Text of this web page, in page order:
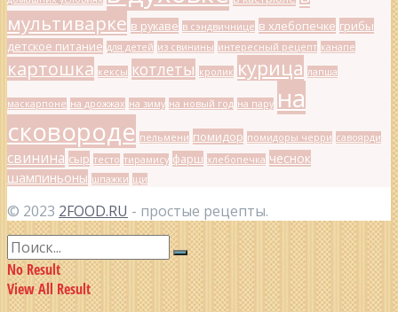
мультиварке в рукаве в сэндвичнице в хлебопечке грибы
детское питание для детей из свинины интересный рецепт канапе
картошка кексы котлеты кролик курица лапша
маскарпоне на дрожжах на зиму на новый год на пару на
сковороде пельмени помидор помидоры черри савоярди
свинина сыр тесто тирамису фарш хлебопечка чеснок
шампиньоны шпажки щи
© 2023 2FOOD.RU - простые рецепты.
No Result
View All Result